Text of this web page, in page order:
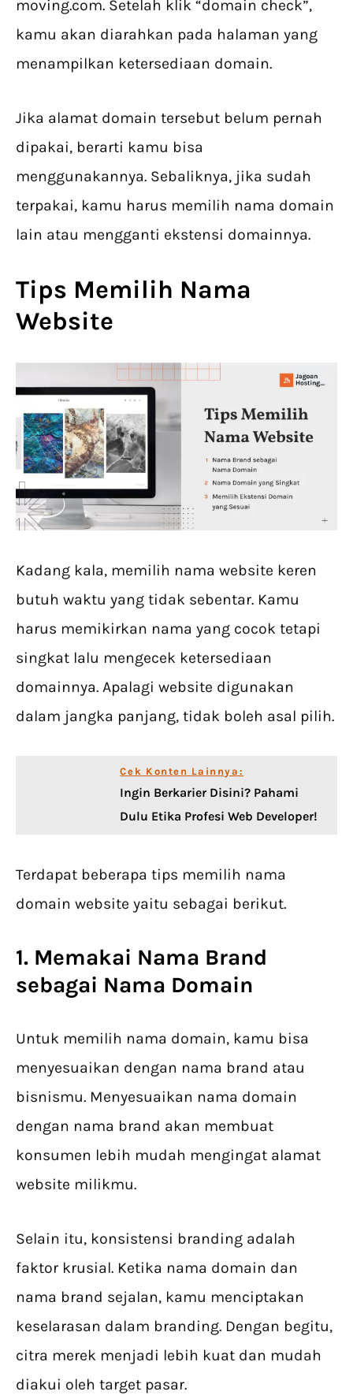
moving.com. Setelah klik “domain check”,
kamu akan diarahkan pada halaman yang
menampilkan ketersediaan domain.
Jika alamat domain tersebut belum pernah
dipakai, berarti kamu bisa
menggunakannya. Sebaliknya, jika sudah
terpakai, kamu harus memilih nama domain
lain atau mengganti ekstensi domainnya.
Tips Memilih Nama
Website
Kadang kala, memilih nama website keren
butuh waktu yang tidak sebentar. Kamu
harus memikirkan nama yang cocok tetapi
singkat lalu mengecek ketersediaan
domainnya. Apalagi website digunakan
dalam jangka panjang, tidak boleh asal pilih.
Cek Konten Lainnya:
Ingin Berkarier Disini? Pahami
Dulu Etika Profesi Web Developer!
Terdapat beberapa tips memilih nama
domain website yaitu sebagai berikut.
1. Memakai Nama Brand
sebagai Nama Domain
Untuk memilih nama domain, kamu bisa
menyesuaikan dengan nama brand atau
bisnismu. Menyesuaikan nama domain
dengan nama brand akan membuat
konsumen lebih mudah mengingat alamat
website milikmu.
Selain itu, konsistensi branding adalah
faktor krusial. Ketika nama domain dan
nama brand sejalan, kamu menciptakan
keselarasan dalam branding. Dengan begitu,
citra merek menjadi lebih kuat dan mudah
diakui oleh target pasar.